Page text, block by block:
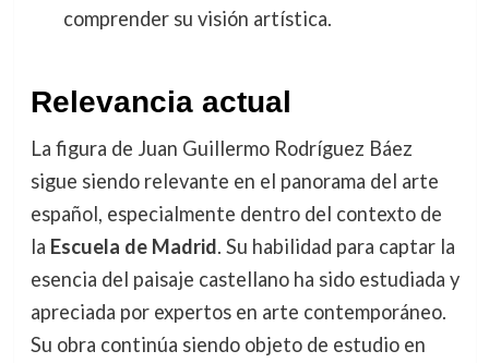
comprender su visión artística.
Relevancia actual
La figura de Juan Guillermo Rodríguez Báez
sigue siendo relevante en el panorama del arte
español, especialmente dentro del contexto de
la Escuela de Madrid. Su habilidad para captar la
esencia del paisaje castellano ha sido estudiada y
apreciada por expertos en arte contemporáneo.
Su obra continúa siendo objeto de estudio en